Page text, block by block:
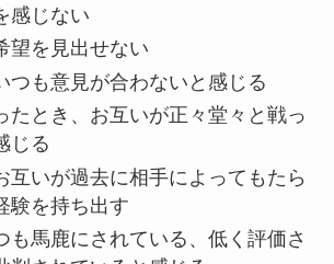
感じない
望を見出せない
つも意見が合わないと感じる
たとき、お互いが正々堂々と戦っ
じる
互いが過去に相手によってもたら
験を持ち出す
も馬鹿にされている、低く評価さ